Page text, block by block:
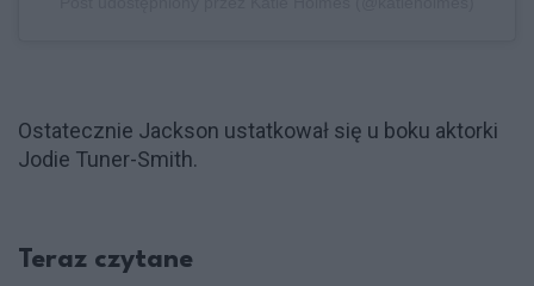
Ostatecznie Jackson ustatkował się u boku aktorki
Jodie Tuner-Smith.
Teraz czytane